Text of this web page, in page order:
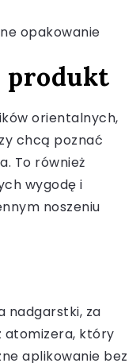
opakowanie
produkt
orientalnych,
chcą poznać
To również
wygodę i
noszeniu
nadgarstki, za
atomizera, który
aplikowanie bez